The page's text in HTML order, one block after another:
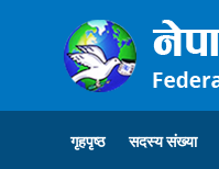
गृहपृष्ठ सदस्य संख्या